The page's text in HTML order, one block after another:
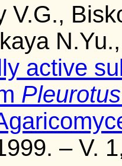
V.G.,
active
– V.